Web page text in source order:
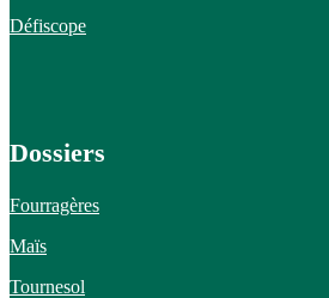
Défiscope
Dossiers
Fourragères
Maïs
Tournesol